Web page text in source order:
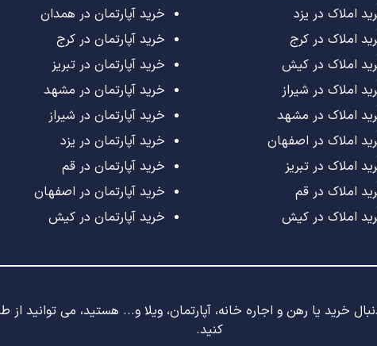
املاک در یزد
املاک در کرج
املاک در کیش
املاک در شیراز
املاک در مشهد
املاک در اصفهان
املاک در تبریز
املاک در قم
املاک در کیش
خرید آپارتمان در همدان
خرید آپارتمان در کرج
خرید آپارتمان در تبریز
خرید آپارتمان در مشهد
خرید آپارتمان در شیراز
خرید آپارتمان در یزد
خرید آپارتمان در قم
خرید آپارتمان در اصفهان
خرید آپارتمان در کیش
خرید یا رهن و اجاره خانه، آپارتمان، ویلا و... هستید، می توانید
کنید.